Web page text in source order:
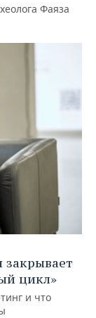
Фаяза
цикл»
и что